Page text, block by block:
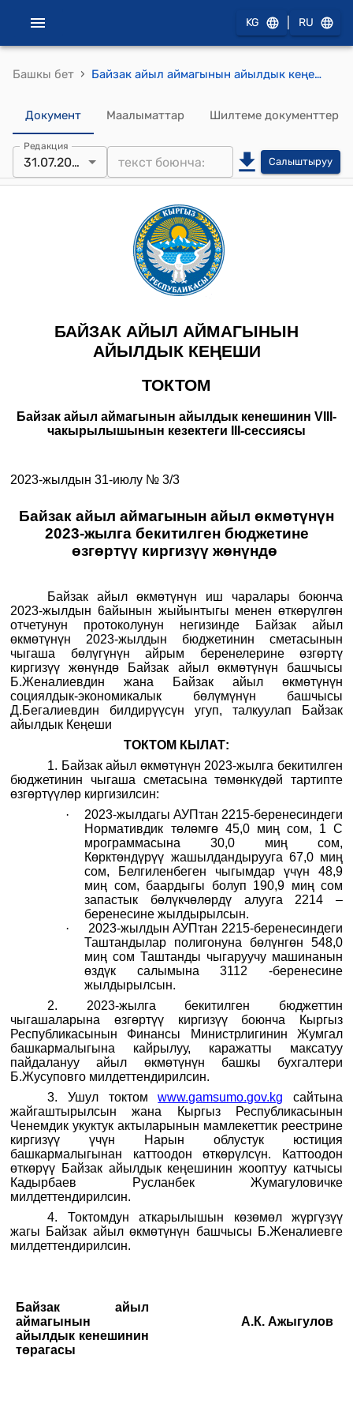
KG RU
Башкы бет › Байзак айыл аймагынын айылдык кеңешинин 2023-жылдын 31-июлундагы № 3/3 "Байзак айыл аймагынын айыл өкмөтүнүн 2023-жылга бекитилген бюджетине өзгөртүү киргизүү жөнүндө" токтому
Документ Маалыматтар Шилтеме документтер
Редакция
31.07.2023 Салыштыруу